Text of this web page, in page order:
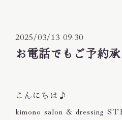
2025/03/13 09:30
お電話でもご予約
こんにちは♪
kimono salon & dressing